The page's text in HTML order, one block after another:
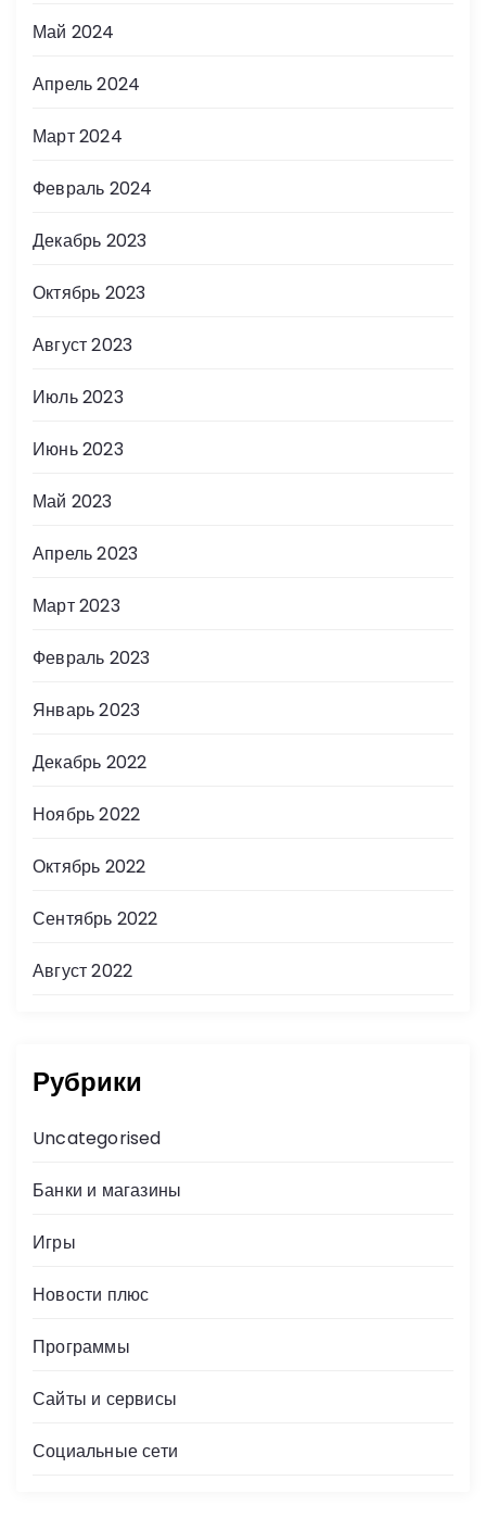
Май 2024
Апрель 2024
Март 2024
Февраль 2024
Декабрь 2023
Октябрь 2023
Август 2023
Июль 2023
Июнь 2023
Май 2023
Апрель 2023
Март 2023
Февраль 2023
Январь 2023
Декабрь 2022
Ноябрь 2022
Октябрь 2022
Сентябрь 2022
Август 2022
Рубрики
Uncategorised
Банки и магазины
Игры
Новости плюс
Программы
Сайты и сервисы
Социальные сети